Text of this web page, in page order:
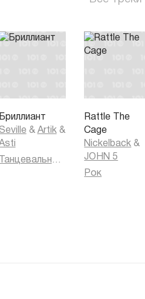
Бриллиант
& Artik &
Rattle The
Cage
Nickelback &
JOHN 5
Рок